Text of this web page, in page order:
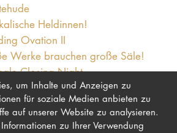
Heldinnen!
Ovation II
Werke brauchen große Säle!
Closing Night
um Inhalte und Anzeigen zu
für soziale Medien anbieten zu
auf unserer Website zu analysieren.
zu Ihrer Verwendung